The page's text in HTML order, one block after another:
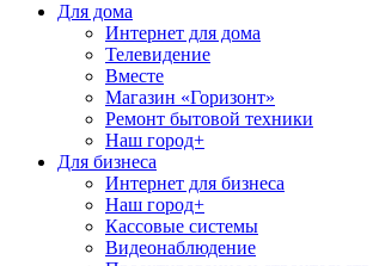
Для дома
Интернет для дома
Телевидение
Вместе
Магазин «Горизонт»
Ремонт бытовой техники
Наш город+
Для бизнеса
Интернет для бизнеса
Наш город+
Кассовые системы
Видеонаблюдение